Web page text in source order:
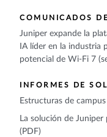
COMUNICADOS
Juniper expande la
IA líder en la industria
potencial de Wi-Fi 7
INFORMES DE
Estructuras de
La solución de
(PDF)